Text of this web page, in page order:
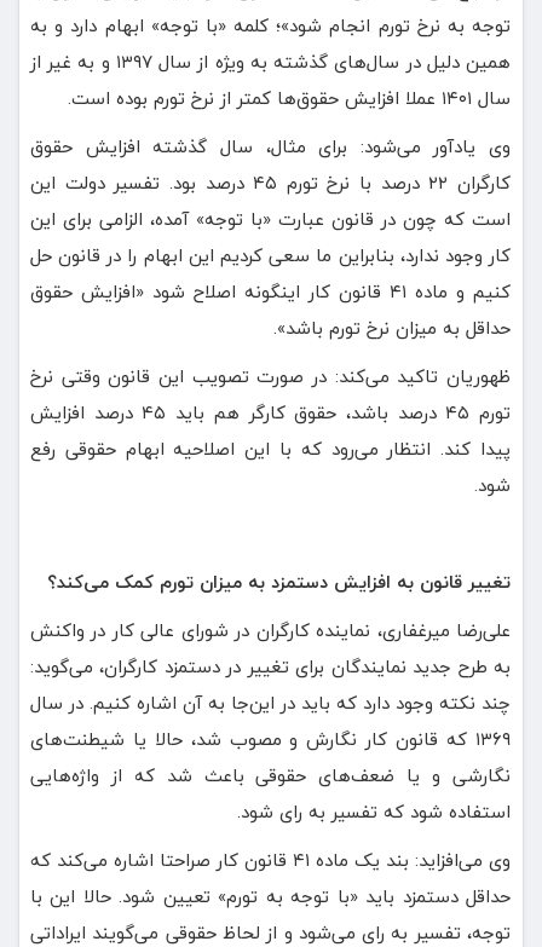
توجه به نرخ تورم انجام شود»؛ کلمه «با توجه» ابهام دارد و به
همین دلیل در سال‌های گذشته به ویژه از سال ۱۳۹۷ و به غیر از
سال ۱۴۰۱ عملا افزایش حقوق‌ها کمتر از نرخ تورم بوده است.
وی یادآور می‌شود: برای مثال، سال گذشته افزایش حقوق
کارگران ۲۲ درصد با نرخ تورم ۴۵ درصد بود. تفسیر دولت این
است که چون در قانون عبارت «با توجه» آمده، الزامی برای این
کار وجود ندارد، بنابراین ما سعی کردیم این ابهام را در قانون حل
کنیم و ماده ۴۱ قانون کار اینگونه اصلاح شود «افزایش حقوق
حداقل به میزان نرخ تورم باشد».
ظهوریان تاکید می‌کند: در صورت تصویب این قانون وقتی نرخ
تورم ۴۵ درصد باشد، حقوق کارگر هم باید ۴۵ درصد افزایش
پیدا کند. انتظار می‌رود که با این اصلاحیه ابهام حقوقی رفع
شود.
تغییر قانون به افزایش دستمزد به میزان تورم کمک می‌کند؟
علی‌رضا میرغفاری، نماینده کارگران در شورای عالی کار در واکنش
به طرح جدید نمایندگان برای تغییر در دستمزد کارگران، می‌گوید:
چند نکته وجود دارد که باید در این‌جا به آن اشاره کنیم. در سال
۱۳۶۹ که قانون کار نگارش و مصوب شد، حالا یا شیطنت‌های
نگارشی و یا ضعف‌های حقوقی باعث شد که از واژه‌هایی
استفاده شود که تفسیر به رای شود.
وی می‌افزاید: بند یک ماده ۴۱ قانون کار صراحتا اشاره می‌کند که
حداقل دستمزد باید «با توجه به تورم» تعیین شود. حالا این با
توجه، تفسیر به رای می‌شود و از لحاظ حقوقی می‌گویند ایراداتی